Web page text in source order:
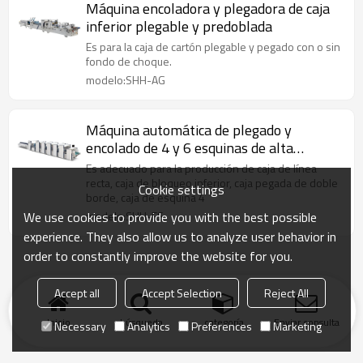
Máquina encoladora y plegadora de caja
inferior plegable y predoblada
Es para la caja de cartón plegable y pegado con o sin
fondo de choque.
modelo:SHH-AG
Máquina automática de plegado y
encolado de 4 y 6 esquinas de alta
velocidad
Es adecuado para la producción de caja de línea
recta, caja de bloqueo inferior, caja pegada de doble
borde, caja de esquina 4
modelo:SHH-FS
Inicio búsqueda categoría Enviar consulta
Cookie settings
We use cookies to provide you with the best possible
experience. They also allow us to analyze user behavior in
order to constantly improve the website for you.
Accept all Accept Selection
Reject All
Necessary
Analytics Preferences Marketing